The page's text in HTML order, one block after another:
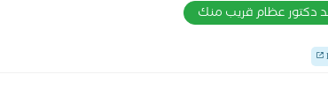
دكتور عظام قريب منك